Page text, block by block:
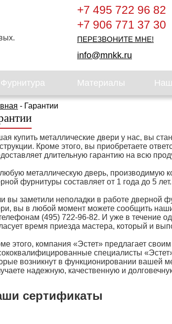
+7 495 722 96 82
+7 906 771 37 30
ПЕРЕЗВОНИТЕ МНЕ!
info@mnkk.ru
Фурнитура Материалы
- Гарантии
купить металлические двери у нас, вы
Кроме этого, вы приобретаете
длительную гарантию на всю
металлическую дверь, производимую
фурнитуры составляет от 1 года до 5 лет.
вы заметили неполадки в работе дверной
вы в любой момент можете сообщить
(495) 722-96-82. И уже в течение
время приезда мастера, который и
этого, компания «Эстет» предлагает
специалисты
возникнут в функционировании вашей
надежную, качественную и
сертификаты